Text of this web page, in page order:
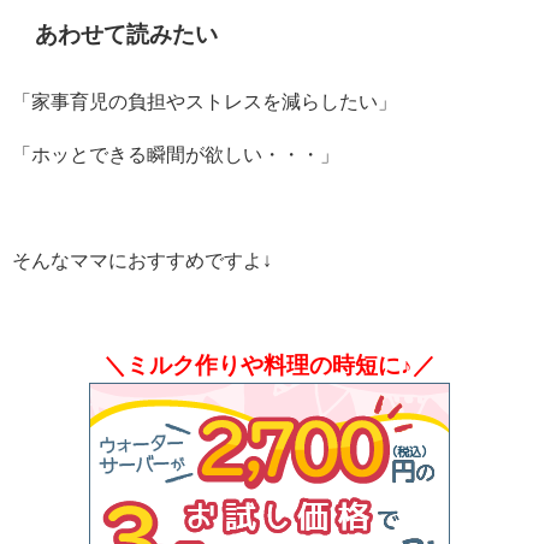
あわせて読みたい
「家事育児の負担やストレスを減らしたい」
「ホッとできる瞬間が欲しい・・・」
そんなママにおすすめですよ↓
＼ミルク作りや料理の時短に♪／